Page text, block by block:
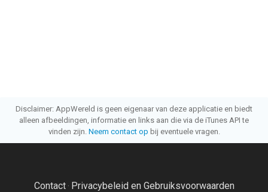
Disclaimer: AppWereld is geen eigenaar van deze applicatie en biedt
alleen afbeeldingen, informatie en links aan die via de iTunes API te
vinden zijn. Neem contact op bij eventuele vragen.
Contact· Privacybeleid en Gebruiksvoorwaarden